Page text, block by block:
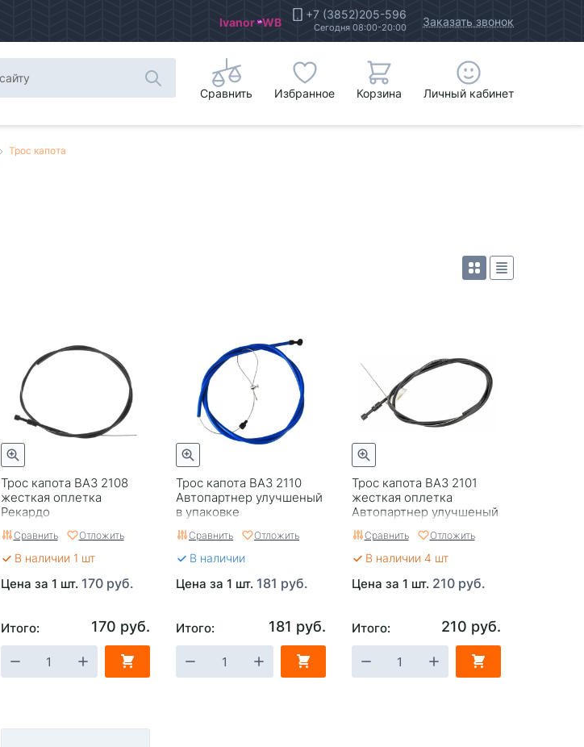
Ivanor WB +7 (3852)205-596
Сегодня 08:00-20:00 Заказать звонок
Сравнить Избранное Корзина Личный кабинет
Трос капота
Трос капота ВАЗ 2108
жесткая оплетка
Рекардо
Сравнить Отложить
В наличии 1 шт
Цена за 1 шт. 170 руб.
Итого: 170 руб.
Трос капота ВАЗ 2110
Автопартнер улучшеный
в упаковке
Сравнить Отложить
В наличии
Цена за 1 шт. 181 руб.
Итого: 181 руб.
Трос капота ВАЗ 2101
жесткая оплетка
Автопартнер улучшеный
Сравнить Отложить
В наличии 4 шт
Цена за 1 шт. 210 руб.
Итого: 210 руб.